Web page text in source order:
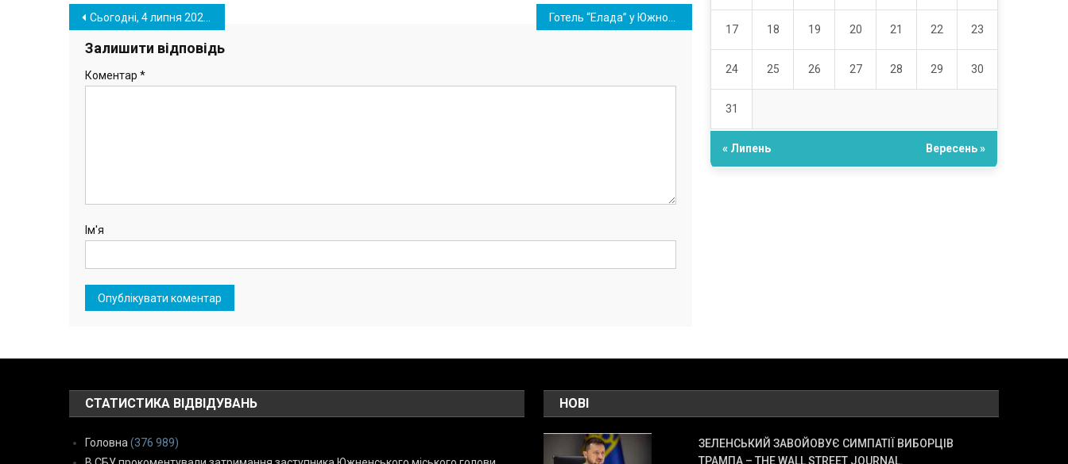
Навігація
записів
Сьогодні, 4 липня 2024 року, відбулося чергове засідання виконавчого комітету Южненської міської ради, де розглянули 31 питання, що стосуються життєдіяльності громади.
Залишити відповідь
Коментар *
Ім'я
17 18 19 20 21 22 23
24 25 26 27 28 29 30
31
« Липень Вересень »
СТАТИСТИКА ВІДВІДУВАНЬ
Головна (376 989)
НОВІ
ЗЕЛЕНСЬКИЙ ЗАВОЙОВУЄ СИМПАТІЇ ВИБОРЦІВ
ТРАМПА – THE WALL STREET JOURNAL.